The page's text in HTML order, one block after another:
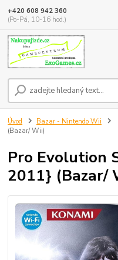
+420 608 942 360
(Po-Pá, 10-16 hod.)
Úvod Bazar - Nintendo Wii
(Bazar/ Wii)
Pro Evolution
2011} (Bazar/